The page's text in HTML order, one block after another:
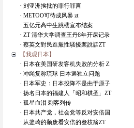
· 刘亚洲挨批的罪行罪言
· METOO可待成风暴 zt
· 五亿元高中生跳楼宣布结案
· ZT 清华大学调查王丹8年开课记录
· 蔡英文對民進黨性騷擾案說話ZT
【我观日本】
· 日本在美国研发客机失败的分析 Z
· 冲绳复称琉球 日本遇独立问题
· 日本军史：日本投降不是由于原子
· 扬名日本的福建人「昭和棋圣」ZT
· 孤星血泪 刺客列传
· 日本共产党，社会党等反对安倍国
· 从釜崎的颓废看安倍的叁枝箭ZT